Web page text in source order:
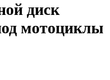
диск
мотоциклы